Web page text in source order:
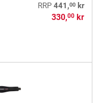
RRP 441,00kr
330,00kr